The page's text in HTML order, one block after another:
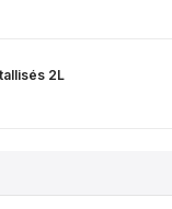
2L